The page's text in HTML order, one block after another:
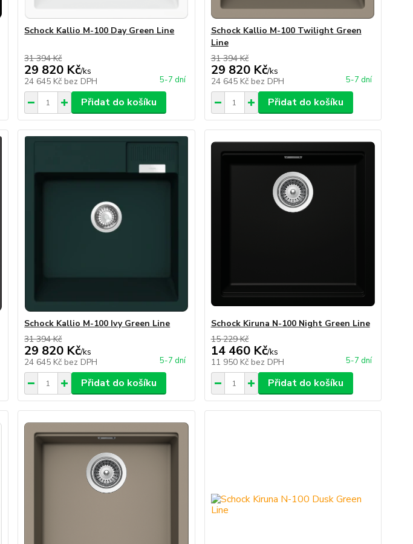
Schock Kallio M-100 Day Green Line
31 394 Kč
29 820 Kč/ks
24 645 Kč bez DPH 5-7 dní
Přidat do košíku
Schock Kallio M-100 Twilight Green
Line
31 394 Kč
29 820 Kč/ks
24 645 Kč bez DPH 5-7 dní
Přidat do košíku
Schock Kallio M-100 Ivy Green Line
31 394 Kč
29 820 Kč/ks
24 645 Kč bez DPH 5-7 dní
Přidat do košíku
Schock Kiruna N-100 Night Green Line
15 229 Kč
14 460 Kč/ks
11 950 Kč bez DPH 5-7 dní
Přidat do košíku